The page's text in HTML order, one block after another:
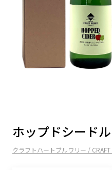
ホップドシード
クラフトハートブルワリー / CRAFT